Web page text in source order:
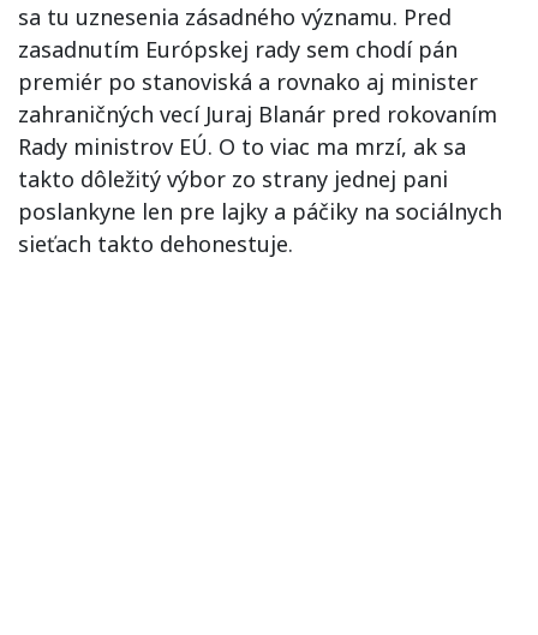
sa tu uznesenia zásadného významu. Pred
zasadnutím Európskej rady sem chodí pán
premiér po stanoviská a rovnako aj minister
zahraničných vecí Juraj Blanár pred rokovaním
Rady ministrov EÚ. O to viac ma mrzí, ak sa
takto dôležitý výbor zo strany jednej pani
poslankyne len pre lajky a páčiky na sociálnych
sieťach takto dehonestuje.